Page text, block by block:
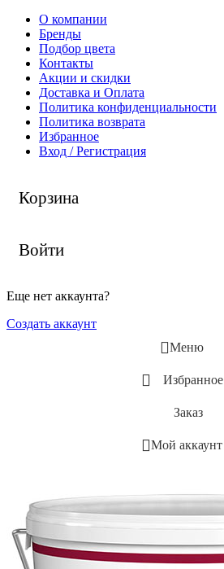
О компании
Бренды
Подбор цвета
Контакты
Акции и скидки
Доставка и Оплата
Политика конфиденциальности
Политика возврата
Избранное
Вход / Регистрация
Корзина
Войти
Еще нет аккаунта?
Создать аккаунт
Меню
Избранное
Заказ
Мой аккаунт